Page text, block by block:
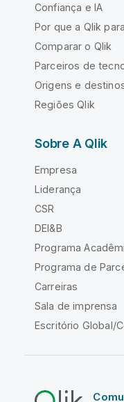
Confiança e IA
Por que a Qlik
Comparar o Qlik
Parceiros de
Origens e
Regiões Qlik
Sobre A Qlik
Empresa
Liderança
CSR
DEI&B
Programa
Programa de
Carreiras
Sala de imprensa
Escritório Global/